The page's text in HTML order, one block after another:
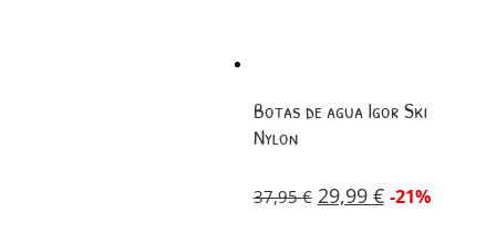
Botas de agua Igor Ski
Nylon
37,95€ 29,99 € -21%